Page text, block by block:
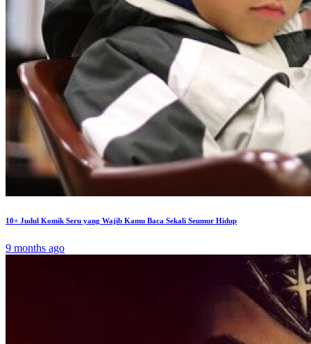
10+ Judul Komik Seru yang Wajib Kamu Baca Sekali Seumur Hidup
9 months ago